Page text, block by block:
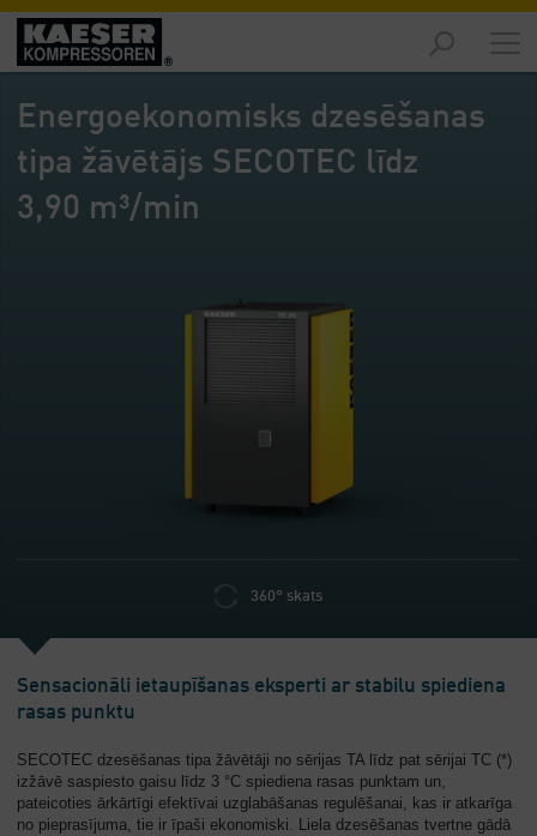
Izstrādājumi
-
Pārskats
Risinājumi
-
Pārskats
Energoekonomisks dzesēšanas
tipa žāvētājs SECOTEC līdz
3,90 m³/min
360° skats
Sensacionāli ietaupīšanas eksperti ar stabilu spiediena
rasas punktu
SECOTEC dzesēšanas tipa žāvētāji no sērijas TA līdz pat sērijai TC (*)
izžāvē saspiesto gaisu līdz 3 °C spiediena rasas punktam un,
pateicoties ārkārtīgi efektīvai uzglabāšanas regulēšanai, kas ir atkarīga
no pieprasījuma, tie ir īpaši ekonomiski. Liela dzesēšanas tvertne gādā